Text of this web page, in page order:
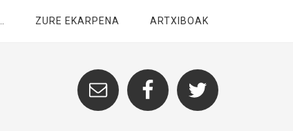
ZURE EKARPENA ARTXIBOAK